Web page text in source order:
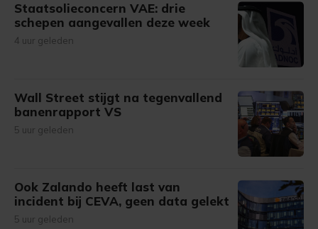
Staatsolieconcern VAE: drie
schepen aangevallen deze week
4 uur geleden
Wall Street stijgt na tegenvallend
banenrapport VS
5 uur geleden
Ook Zalando heeft last van
incident bij CEVA, geen data gelekt
5 uur geleden